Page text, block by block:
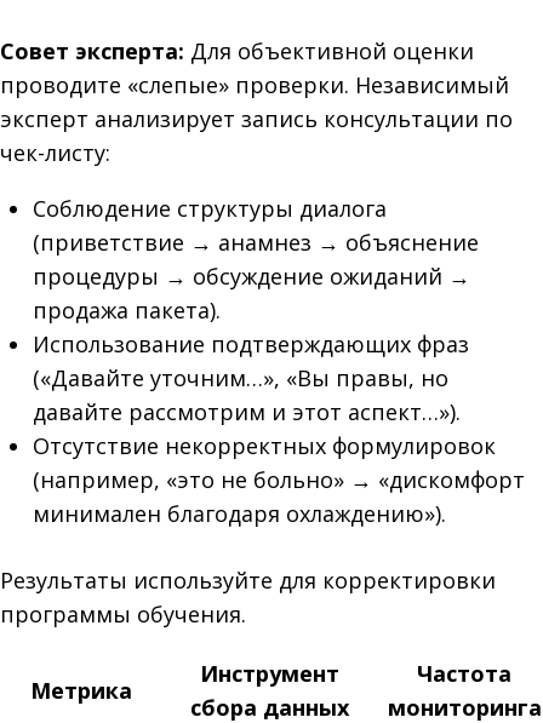
Совет эксперта: Для объективной оценки
проводите «слепые» проверки. Независимый
эксперт анализирует запись консультации по
чек-листу:
Соблюдение структуры диалога
(приветствие → анамнез → объяснение
процедуры → обсуждение ожиданий →
продажа пакета).
Использование подтверждающих фраз
(«Давайте уточним…», «Вы правы, но
давайте рассмотрим и этот аспект…»).
Отсутствие некорректных формулировок
(например, «это не больно» → «дискомфорт
минимален благодаря охлаждению»).
Результаты используйте для корректировки
программы обучения.
Метрика
Инструмент
сбора данных
Частота
мониторинга